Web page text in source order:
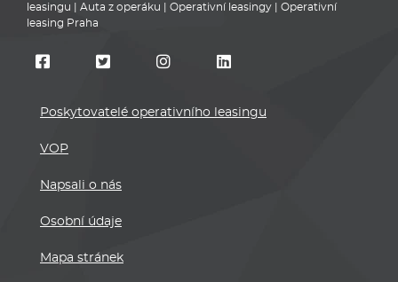
leasingu
Auta z operáku Operativní leasingy
Operativní
leasing Praha
Poskytovatelé operativního leasingu
VOP
Napsali o nás
Osobní údaje
Mapa stránek